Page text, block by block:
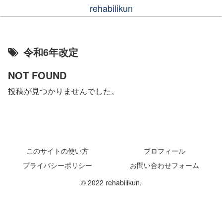
rehabilikun
令和6年改定
NOT FOUND
投稿が見つかりませんでした。
このサイトの使い方
プロフィール
プライバシーポリシー
お問い合わせフォーム
© 2022 rehabilikun.